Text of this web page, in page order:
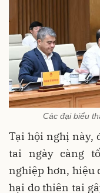
Các đại biểu
Tại hội nghị này,
tai ngày càng
nghiệp hơn, hiệu
hại do thiên tai